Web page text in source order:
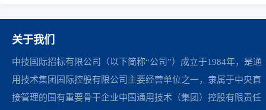
关于我们
中技国际招标有限公司（以下简称“公司”）成立于1984年，是通
用技术集团国际控股有限公司主要经营单位之一，隶属于中央直
接管理的国有重要骨干企业中国通用技术（集团）控股有限责任